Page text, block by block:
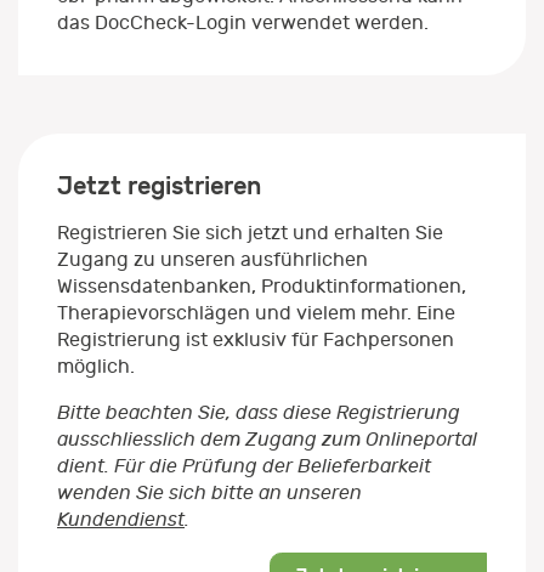
das DocCheck-Login verwendet werden.
Jetzt registrieren
Registrieren Sie sich jetzt und erhalten Sie
Zugang zu unseren ausführlichen
Wissensdatenbanken, Produktinformationen,
Therapievorschlägen und vielem mehr. Eine
Registrierung ist exklusiv für Fachpersonen
möglich.
Bitte beachten Sie, dass diese Registrierung
ausschliesslich dem Zugang zum Onlineportal
dient. Für die Prüfung der Belieferbarkeit
wenden Sie sich bitte an unseren
Kundendienst.